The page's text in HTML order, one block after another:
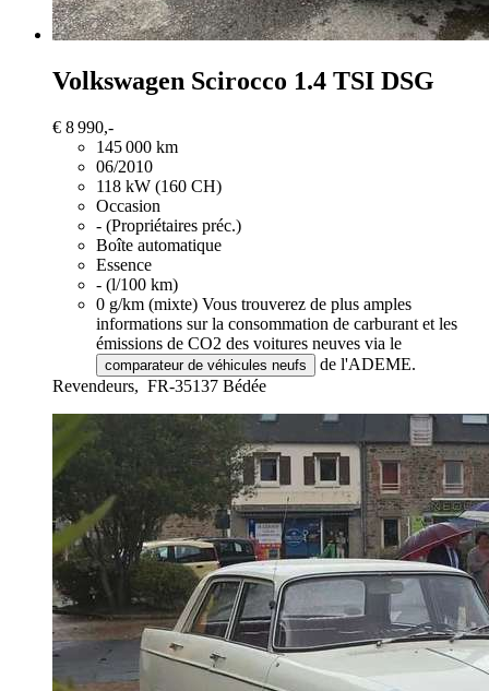
Volkswagen Scirocco 1.4 TSI DSG
€ 8 990,-
145 000 km
06/2010
118 kW (160 CH)
Occasion
- (Propriétaires préc.)
Boîte automatique
Essence
- (l/100 km)
0 g/km (mixte) Vous trouverez de plus amples
informations sur la consommation de carburant et les
émissions de CO2 des voitures neuves via le
comparateur de véhicules neufs
de l'ADEME.
Revendeurs, FR-35137 Bédée